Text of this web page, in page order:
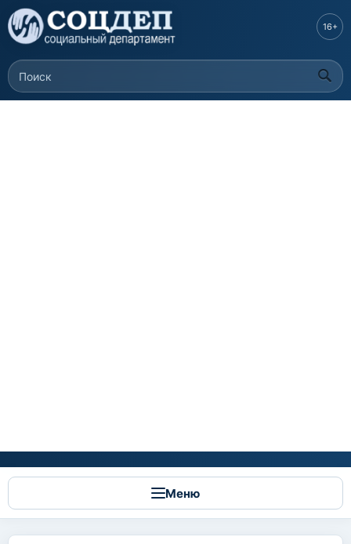
Перейти к
основному
содержанию
Форма поиска
Поиск
16+
Меню